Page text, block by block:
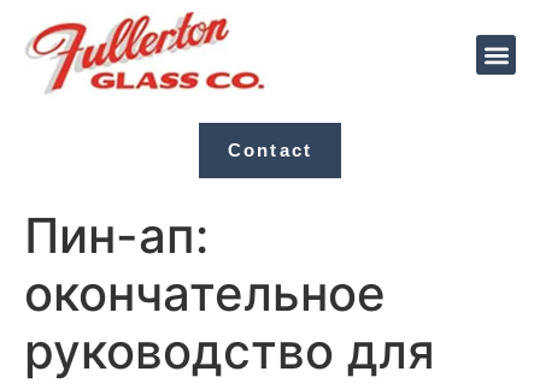
Contact
Пин-ап:
окончательное
руководство для